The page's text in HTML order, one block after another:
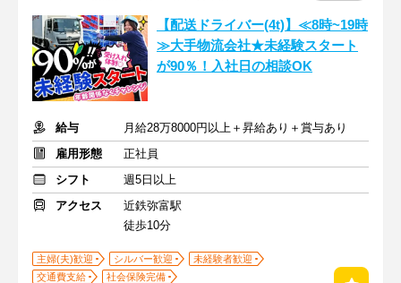
【配送ドライバー(4t)】≪8時~19時
≫大手物流会社★未経験スタート
が90％！入社日の相談OK
給与
月給28万8000円以上＋昇給あり＋賞与あり
雇用形態
正社員
シフト
週5日以上
アクセス
近鉄弥富駅
徒歩10分
主婦(夫)歓迎 シルバー歓迎
未経験者歓迎
交通費支給
社会保険完備